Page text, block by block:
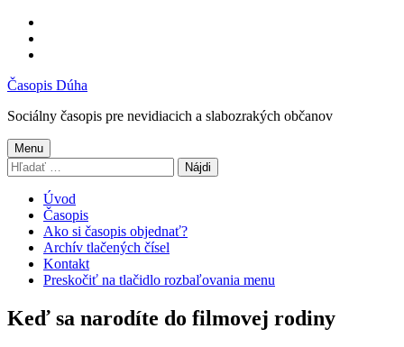
obsah
pätičku
Časopis Dúha
Sociálny časopis pre nevidiacich a slabozrakých občanov
Menu
Hľadať:
Úvod
Časopis
Ako si časopis objednať?
Archív tlačených čísel
Kontakt
Preskočiť na tlačidlo rozbaľovania menu
Keď sa narodíte do filmovej rodiny